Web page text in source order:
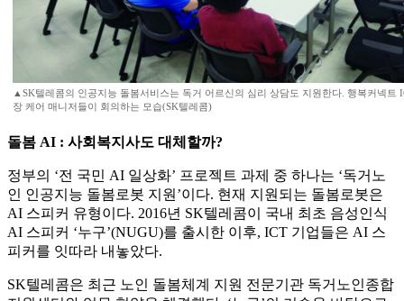
▲SK텔레콤의 인공지능 돌봄서비스는 독거 어르신의 심리 상담도 지원한다. 행복커넥트
장 케어 매니저들이 회의하는 모습(SK텔레콤)
돌봄 AI : 사회복지사도 대체할까?
정부의 ‘전 국민 AI 일상화’ 프로젝트 과제 중 하나는 ‘독거노
인 인공지능 돌봄로봇 지원’이다. 현재 지원되는 돌봄로봇은
AI 스피커 유형이다. 2016년 SK텔레콤이 국내 최초 음성인식
AI 스피커 ‘누구’(NUGU)를 출시한 이후, ICT 기업들은 AI 스
피커를 잇따라 내놓았다.
SK텔레콤은 최근 노인 돌봄체계 지원 전문기관 독거노인종합